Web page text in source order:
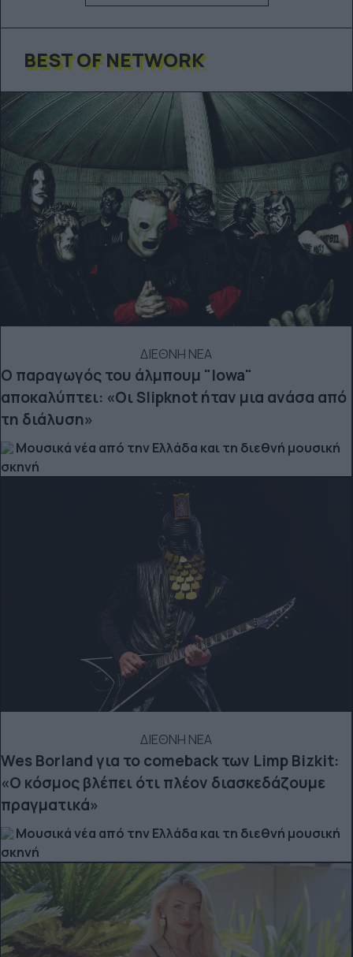
BEST OF NETWORK
ΔΙΕΘΝΗ ΝΕΑ
Ο παραγωγός του άλμπουμ "Iowa"
αποκαλύπτει: «Οι Slipknot ήταν μια ανάσα από
τη διάλυση»
Μουσικά νέα από την Ελλάδα και τη διεθνή μουσική
σκηνή
ΔΙΕΘΝΗ ΝΕΑ
Wes Borland για το comeback των Limp Bizkit:
«Ο κόσμος βλέπει ότι πλέον διασκεδάζουμε
πραγματικά»
Μουσικά νέα από την Ελλάδα και τη διεθνή μουσική
σκηνή